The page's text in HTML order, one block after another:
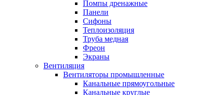
Помпы дренажные
Панели
Сифоны
Теплоизоляция
Труба медная
Фреон
Экраны
Вентиляция
Вентиляторы промышленные
Канальные прямоугольные
Канальные круглые